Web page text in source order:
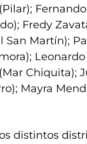
Fredy
San Martín);
Chiquita);
Mayra
distintos